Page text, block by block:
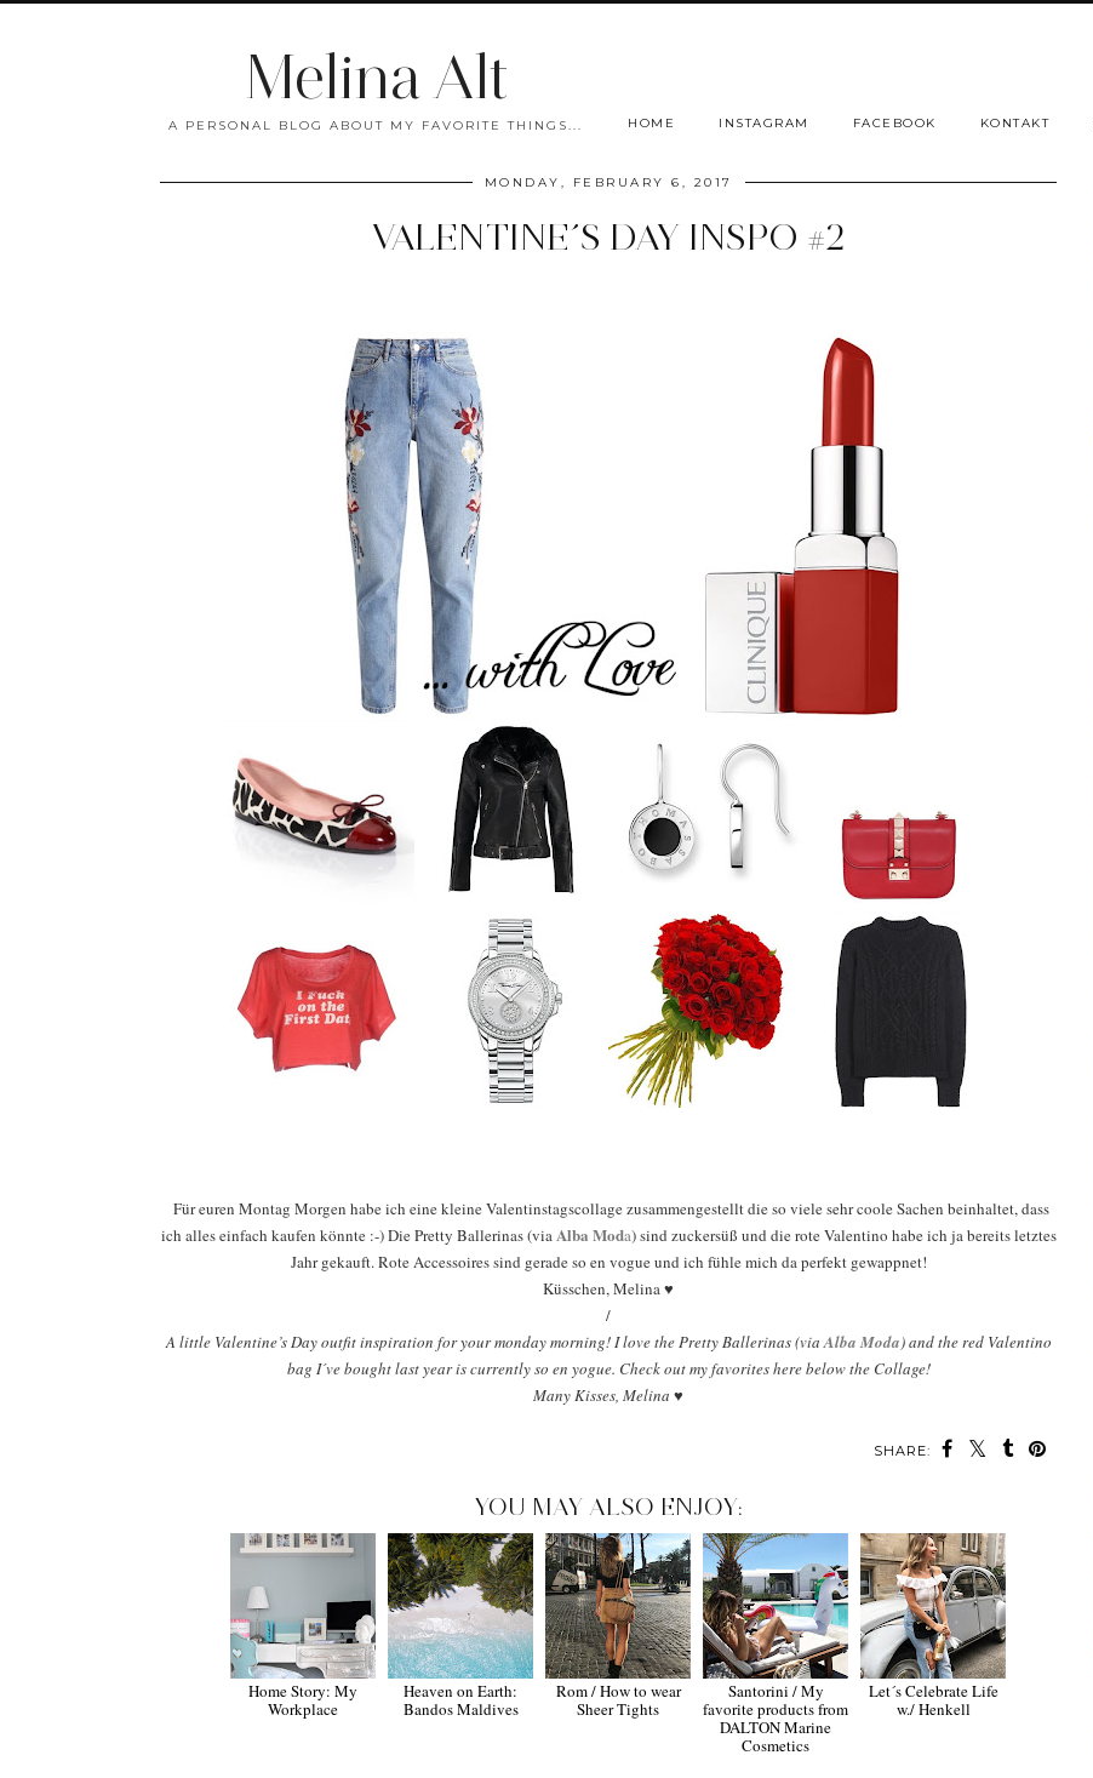
Melina Alt
A PERSONAL BLOG ABOUT MY FAVORITE THINGS... HOME INSTAGRAM FACEBOOK KONTAKT
MONDAY, FEBRUARY 6, 2017
VALENTINE´S DAY INSPO #2
Für euren Montag Morgen habe ich eine kleine Valentinstagscollage zusammengestellt die so viele sehr coole Sachen beinhaltet, dass
ich alles einfach kaufen könnte :-) Die Pretty Ballerinas (viaAlba Moda) sind zuckersüß und die rote Valentino habe ich ja bereits letztes
Jahr gekauft. Rote Accessoires sind gerade so en vogue und ich fühle mich da perfekt gewappnet!
Küsschen, Melina ♥
/
A little Valentine’s Day outfit inspiration for your monday morning! I love the Pretty Ballerinas (viaAlba Moda) and the red Valentino
bag I´ve bought last year is currently so en yogue. Check out my favorites here below the Collage!
Many Kisses, Melina ♥
SHARE:
YOU MAY ALSO ENJOY:
Home Story: My
Workplace
Heaven on Earth:
Bandos Maldives
Rom / How to wear
Sheer Tights
Santorini / My
favorite products from
DALTON Marine
Cosmetics
Let´s Celebrate Life
w./ Henkell